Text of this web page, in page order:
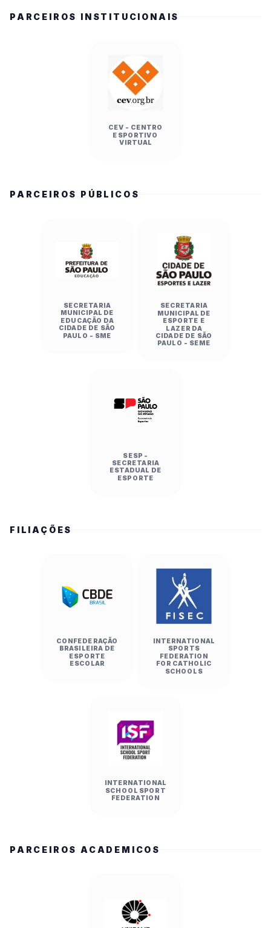
PARCEIROS INSTITUCIONAIS
CEV - CENTRO
ESPORTIVO
VIRTUAL
PARCEIROS PÚBLICOS
SECRETARIA
MUNICIPAL DE
EDUCAÇÃO DA
CIDADE DE SÃO
PAULO - SME
SECRETARIA
MUNICIPAL DE
ESPORTE E
LAZER DA
CIDADE DE SÃO
PAULO - SEME
SESP -
SECRETARIA
ESTADUAL DE
ESPORTE
FILIAÇÕES
CONFEDERAÇÃO
BRASILEIRA DE
ESPORTE
ESCOLAR
INTERNATIONAL
SPORTS
FEDERATION
FOR CATHOLIC
SCHOOLS
INTERNATIONAL
SCHOOL SPORT
FEDERATION
PARCEIROS ACADEMICOS